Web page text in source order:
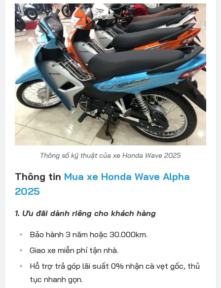
Thông số kỹ thuật của xe Honda Wave 2025
Thông tin Mua xe Honda Wave Alpha
2025
1. Ưu đãi dành riêng cho khách hàng
Bảo hành 3 năm hoặc 30.000km.
Giao xe miễn phí tận nhà.
Hỗ trợ trả góp lãi suất 0% nhận cà vẹt gốc, thủ
tục nhanh gọn.